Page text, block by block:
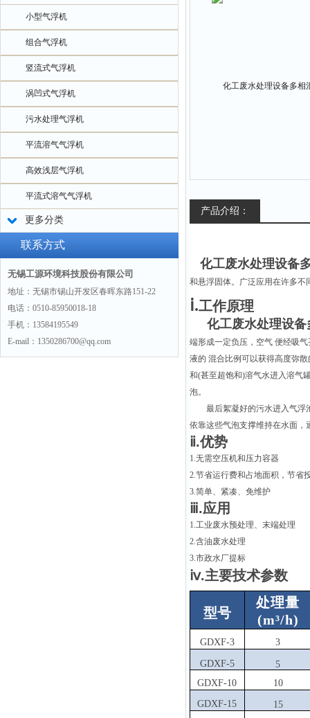
小型气浮机
组合气浮机
竖流式气浮机
涡凹式气浮机
污水处理气浮机
平流溶气气浮机
高效浅层气浮机
平流式溶气气浮机
更多分类
联系方式
无锡工源环境科技股份有限公司
地址：无锡市锡山开发区春晖东路151-22
电话：0510-85950018-18
手机：13584195549
E-mail：1350286700@qq.com
产品介绍：
化工废水处理设备
和悬浮固体。广泛应用在许多不
ⅰ.工作原理
化工废水处理设
端形成一定负压，空气 便经吸
液的 混合比例可以获得高度弥
和(甚至超饱和)溶气水进入溶气
泡。
最后絮凝好的污水进入气浮
依靠这些气泡支撑维持在水面，
ⅱ.优势
1.无需空压机和压力容器
2.节省运行费和占地面积，节省
3.简单、紧凑、免维护
ⅲ.应用
1.工业废水预处理、末端处理
2.含油废水处理
3.市政水厂提标
ⅳ.主要技术参数
型号
处理量
(m³/h)
GDXF-3 3
GDXF-5
5
GDXF-10
10
GDXF-15
15